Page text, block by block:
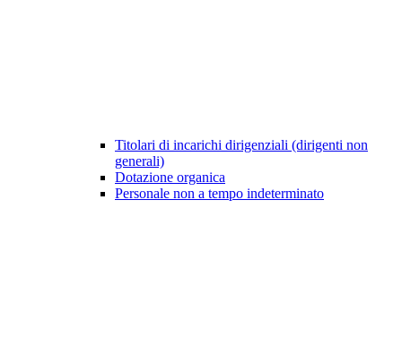
Titolari di incarichi dirigenziali (dirigenti non
generali)
Dotazione organica
Personale non a tempo indeterminato